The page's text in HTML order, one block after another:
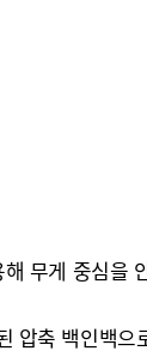
무게 중심을
압축 백인백